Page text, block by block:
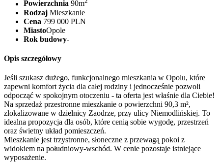
Powierzchnia 90m
Rodzaj Mieszkanie
Cena 799 000 PLN
MiastoOpole
Rok budowy-
Opis szczegółowy
Jeśli szukasz dużego, funkcjonalnego mieszkania w Opolu, które
zapewni komfort życia dla całej rodziny i jednocześnie pozwoli
odpocząć w spokojnym otoczeniu - ta oferta jest właśnie dla Ciebie!
Na sprzedaż przestronne mieszkanie o powierzchni 90,3 m²,
zlokalizowane w dzielnicy Zaodrze, przy ulicy Niemodlińskiej. To
idealna propozycja dla osób, które cenią sobie wygodę, przestrzeń
oraz świetny układ pomieszczeń.
Mieszkanie jest trzystronne, słoneczne z przewagą pokoi z
widokiem na południowy-wschód. W cenie pozostaje istniejące
wyposażenie.